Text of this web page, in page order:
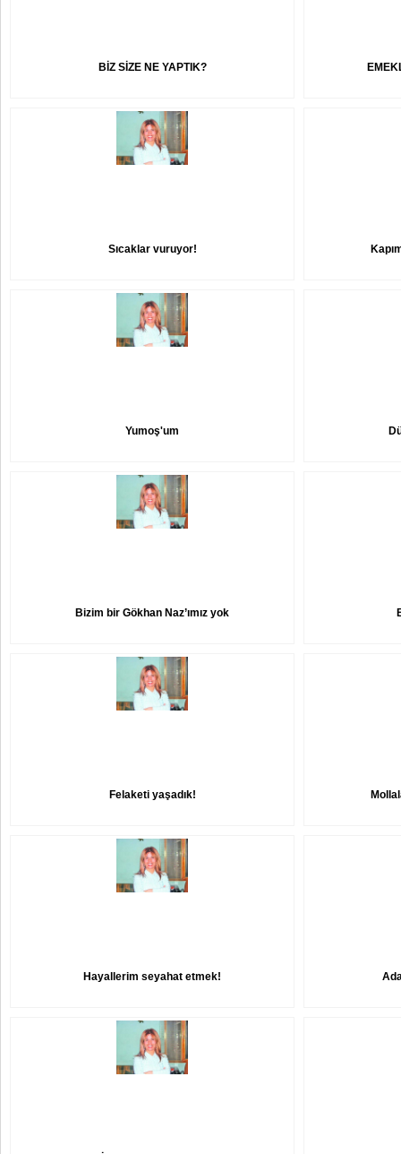
BİZ SİZE NE YAPTIK?
Sıcaklar vuruyor!
Yumoş'um
Bizim bir Gökhan Naz’ımız yok
Felaketi yaşadık!
Hayallerim seyahat etmek!